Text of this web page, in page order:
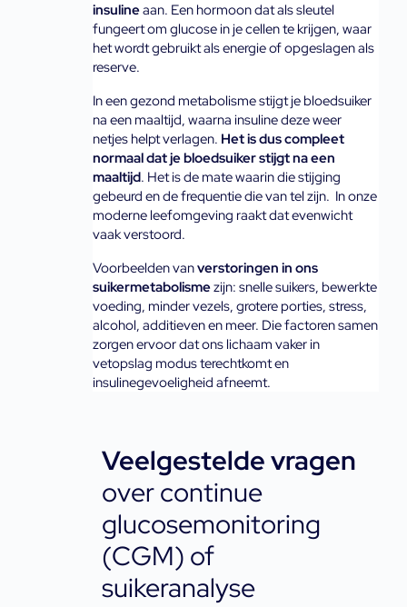
insuline aan. Een hormoon dat als sleutel
fungeert om glucose in je cellen te krijgen, waar
het wordt gebruikt als energie of opgeslagen als
reserve.
In een gezond metabolisme stijgt je bloedsuiker
na een maaltijd, waarna insuline deze weer
netjes helpt verlagen. Het is dus compleet
normaal dat je bloedsuiker stijgt na een
maaltijd. Het is de mate waarin die stijging
gebeurd en de frequentie die van tel zijn.  In onze
moderne leefomgeving raakt dat evenwicht
vaak verstoord.
Voorbeelden van verstoringen in ons
suikermetabolisme zijn: snelle suikers, bewerkte
voeding, minder vezels, grotere porties, stress,
alcohol, additieven en meer. Die factoren samen
zorgen ervoor dat ons lichaam vaker in
vetopslag modus terechtkomt en
insulinegevoeligheid afneemt.
Veelgestelde vragen
over continue
glucosemonitoring
(CGM) of
suikeranalyse